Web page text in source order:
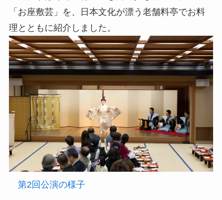
「お座敷芸」を、日本文化が漂う老舗料亭でお料
理とともに紹介しました。
第2回公演の様子